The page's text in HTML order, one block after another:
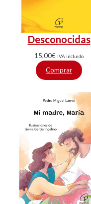
Desconocidas
15,00€ IVA incluido
Comprar